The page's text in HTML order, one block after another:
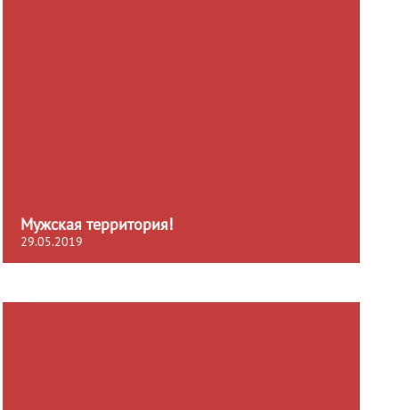
Мужская территория!
29.05.2019